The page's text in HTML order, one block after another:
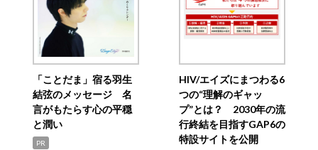
「ことだま」宿る羽生
結弦のメッセージ 名
言がもたらす心の平穏
と潤い
PR
HIV/エイズにまつわる6
つの“理解のギャッ
プ”とは？ 2030年の流
行終結を目指すGAP6の
特設サイトを公開